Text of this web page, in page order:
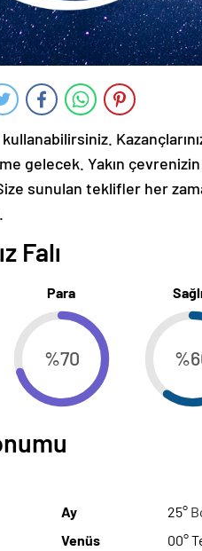
gelecek. Yakın
sunulan teklifler her
Falı
Para
%70
Ay 25°
Venüs
00°